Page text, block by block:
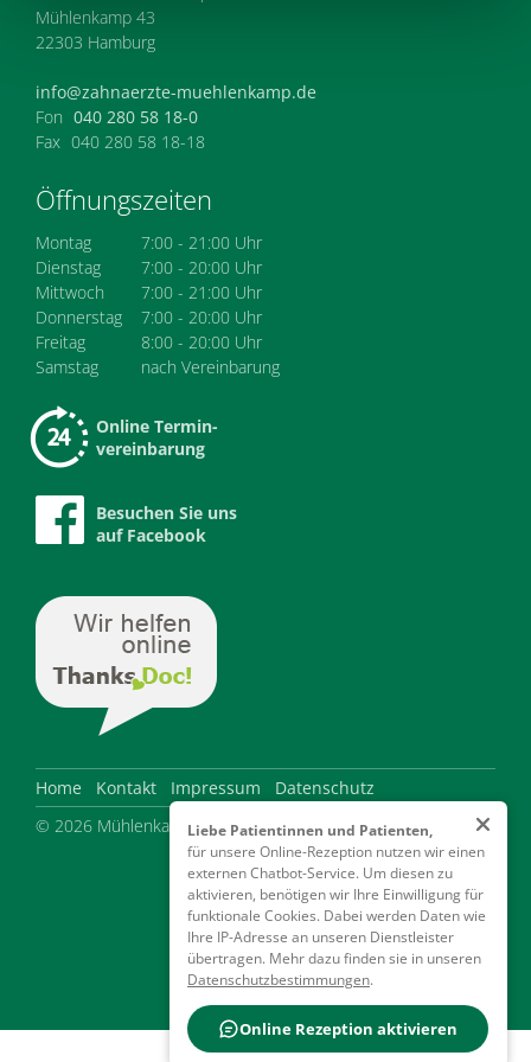
Mühlenkamp 43
22303 Hamburg
info@zahnaerzte-muehlenkamp.de
Fon 040 280 58 18-0
Fax 040 280 58 18-18
Öffnungszeiten
Montag
7:00 - 21:00 Uhr
Dienstag
7:00 - 20:00 Uhr
Mittwoch
7:00 - 21:00 Uhr
Donnerstag
7:00 - 20:00 Uhr
Freitag
8:00 - 20:00 Uhr
Samstag
nach Vereinbarung
Online Termin-
vereinbarung
Besuchen Sie uns
auf Facebook
Home Kontakt Impressum
Datenschutz
© 2026 Mühlenkamp ZahnärzteLiebe Patientinnen und Patienten,
für unsere Online-Rezeption nutzen wir einen
externen Chatbot-Service. Um diesen zu
aktivieren, benötigen wir Ihre Einwilligung für
funktionale Cookies. Dabei werden Daten wie
Ihre IP-Adresse an unseren Dienstleister
übertragen. Mehr dazu finden sie in unseren
Datenschutzbestimmungen.
Online Rezeption aktivieren